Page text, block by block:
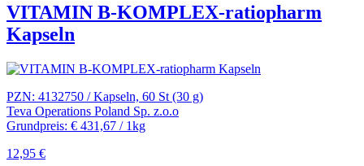
VITAMIN B-KOMPLEX-ratiopharm
Kapseln
PZN: 4132750 / Kapseln, 60 St (30 g)
Teva Operations Poland Sp. z.o.o
Grundpreis: € 431,67 / 1kg
12,95 €